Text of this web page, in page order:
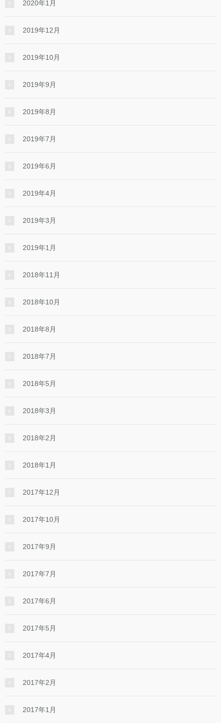
2020年1月
2019年12月
2019年10月
2019年9月
2019年8月
2019年7月
2019年6月
2019年4月
2019年3月
2019年1月
2018年11月
2018年10月
2018年8月
2018年7月
2018年5月
2018年3月
2018年2月
2018年1月
2017年12月
2017年10月
2017年9月
2017年7月
2017年6月
2017年5月
2017年4月
2017年2月
2017年1月